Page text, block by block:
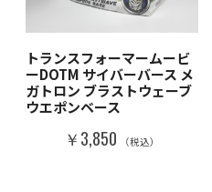
トランスフォーマームービ
ーDOTM サイバーバース メ
ガトロン ブラストウェーブ
ウエポンベース
￥3,850 （税込）